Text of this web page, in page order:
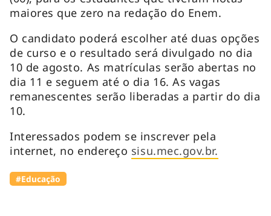
maiores que zero na redação do Enem.
O candidato poderá escolher até duas opções
de curso e o resultado será divulgado no dia
10 de agosto. As matrículas serão abertas no
dia 11 e seguem até o dia 16. As vagas
remanescentes serão liberadas a partir do dia
10.
Interessados podem se inscrever pela
internet, no endereço sisu.mec.gov.br.
#Educação